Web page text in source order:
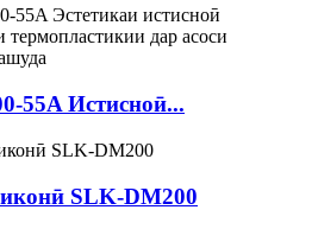
55A Истисноӣ...
SLK-DM200